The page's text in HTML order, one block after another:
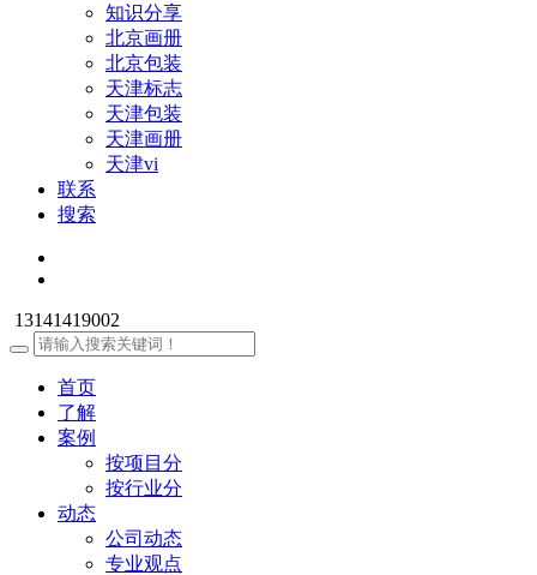
知识分享
北京画册
北京包装
天津标志
天津包装
天津画册
天津vi
联系
搜索
13141419002
首页
了解
案例
按项目分
按行业分
动态
公司动态
专业观点